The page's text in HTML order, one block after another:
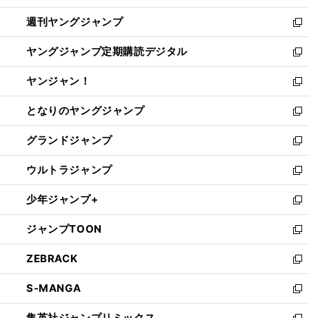
開
く
ウ
で
開
く
ン
ド
ウ
で
開
く
ウ
ィ
ン
ド
ウ
で
開
く
週刊ヤングジャンプ
新
し
い
ウ
ィ
ン
ド
ウ
で
開
く
ヤングジャンプ定期購読デジタル
新
し
い
ウ
ィ
ン
ド
ウ
で
開
く
ヤンジャン！
新
し
い
ウ
ィ
ン
ド
ウ
で
開
く
となりのヤングジャンプ
新
し
い
ウ
ィ
ン
ド
ウ
で
開
く
グランドジャンプ
新
し
い
ウ
ィ
ン
ド
ウ
で
開
く
ウルトラジャンプ
新
し
い
ウ
ィ
ン
ド
ウ
で
開
少年ジャンプ+
新
し
い
ウ
ィ
ン
ド
ウ
ジャンプTOON
新
し
い
ウ
ィ
ン
ZEBRACK
新
し
い
ウ
S-MANGA
新
し